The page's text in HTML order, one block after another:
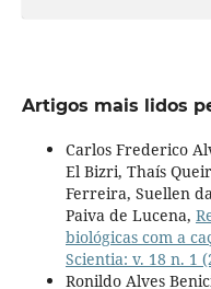
Artigos mais lidos
Carlos Frederico
El Bizri, Thaís
Ferreira, Suellen
Paiva de Lucena,
biológicas com a
Scientia: v. 18 n. 1
Ronildo Alves